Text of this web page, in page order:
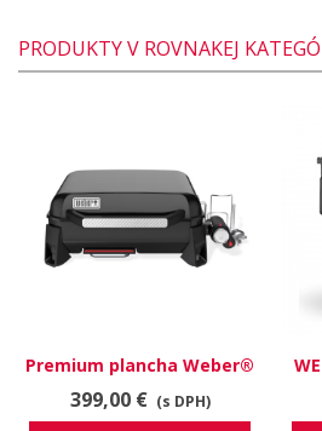
PRODUKTY V ROVNAKEJ
Premium plancha Weber®
SLATE GP 43 cm
399,00 € (s DPH)